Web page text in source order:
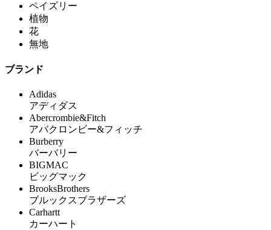
ペイズリー
植物
花
無地
ブランド
Adidas
アディダス
Abercrombie&Fitch
アバクロンビー&フィッチ
Burberry
バーバリー
BIGMAC
ビッグマック
BrooksBrothers
ブルックスブラザーズ
Carhartt
カーハート